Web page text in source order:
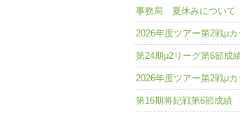
事務局 夏休みについて
2026年度ツアー第2戦μ
第24期μ2リーグ第6節成
2026年度ツアー第2戦μ
第16期将妃戦第6節成績